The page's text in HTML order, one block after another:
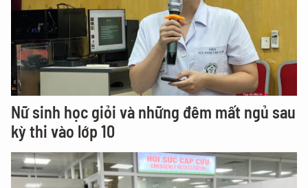
Nữ sinh học giỏi và những đêm mất ngủ sau
kỳ thi vào lớp 10